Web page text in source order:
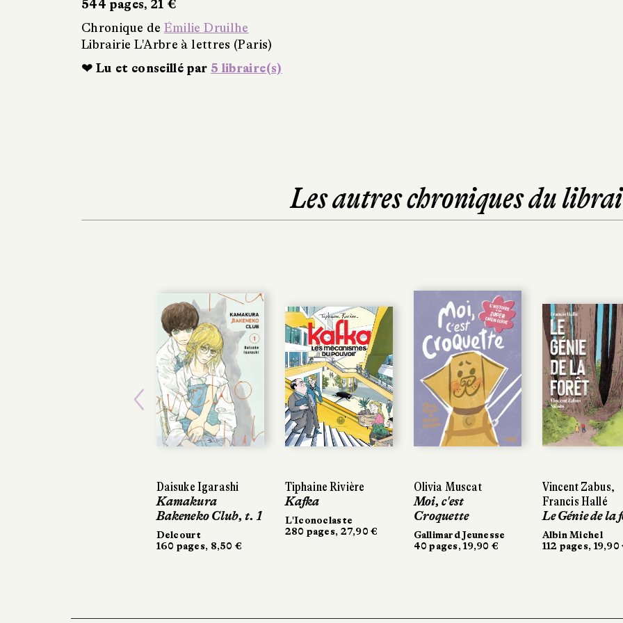
544 pages, 21 €
Chronique de Émilie Druilhe
Librairie L'Arbre à lettres (Paris)
❤ Lu et conseillé par 5 libraire(s)
Les autres chroniques du
Daisuke Igarashi
Kamakura
Bakeneko Club, t. 1
Delcourt
160 pages, 8,50 €
Tiphaine Rivière
Kafka
L'Iconoclaste
280 pages, 27,90 €
Olivia Muscat
Moi, c'est
Croquette
Gallimard Jeunesse
40 pages, 19,90 €
Vincent Zabus,
Francis Hallé
Le Génie de la
Albin Michel
112 pages, 19,90
Tiphaine Rivière
Kafka
L'Iconoclaste
280 pages, 27,90 €
Olivia Muscat
Moi, c'est
Croquette
Gallimard Jeunesse
40 pages, 19,90 €
Vincent Zabus,
Francis Hallé
Le Génie de la
Albin Michel
112 pages, 19,90
Previous